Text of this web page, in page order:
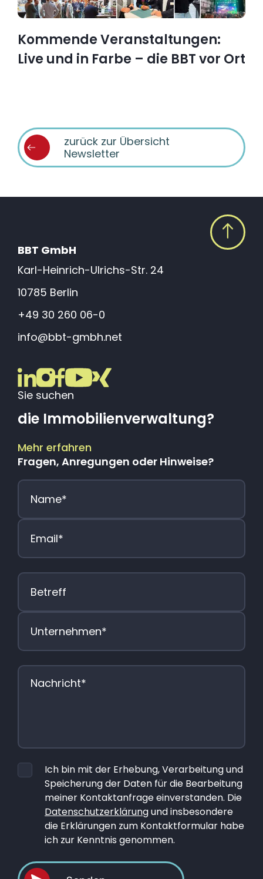
Kommende Veranstaltungen:
Live und in Farbe – die BBT vor Ort
zurück zur Übersicht
Newsletter
BBT GmbH
Karl-Heinrich-Ulrichs-Str. 24
10785 Berlin
+49 30 260 06-0
info@bbt-gmbh.net
Sie suchen
die Immobilienverwaltung?
Mehr erfahren
Fragen, Anregungen oder Hinweise?
Ich bin mit der Erhebung, Verarbeitung und
Speicherung der Daten für die Bearbeitung
meiner Kontaktanfrage einverstanden. Die
Datenschutzerklärungund insbesondere
die Erklärungen zum Kontaktformular habe
ich zur Kenntnis genommen.